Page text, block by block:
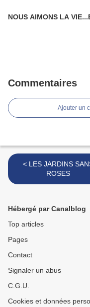
NOUS AIMONS LA
Commentaires
Ajouter un
< LES JARDINS SANS
ROSES
Hébergé par Canalblog
Top articles
Pages
Contact
Signaler un abus
C.G.U.
Cookies et données